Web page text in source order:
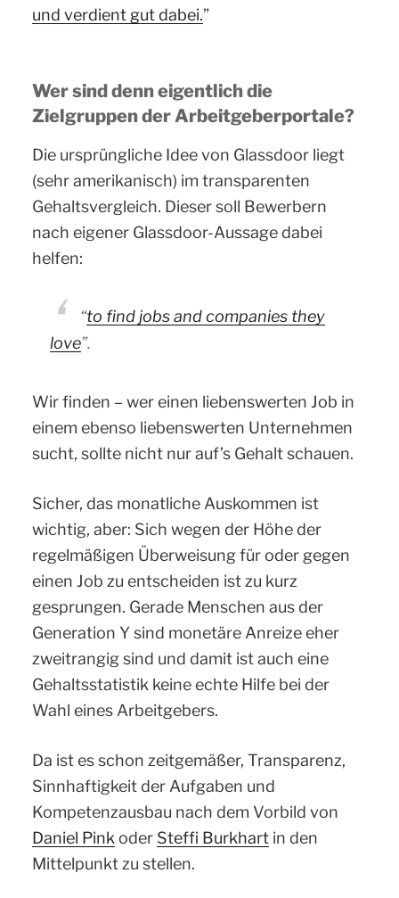
und verdient gut dabei.”
Wer sind denn eigentlich die
Zielgruppen der Arbeitgeberportale?
Die ursprüngliche Idee von Glassdoor liegt
(sehr amerikanisch) im transparenten
Gehaltsvergleich. Dieser soll Bewerbern
nach eigener Glassdoor-Aussage dabei
helfen:
“to find jobs and companies they
love”.
Wir finden – wer einen liebenswerten Job in
einem ebenso liebenswerten Unternehmen
sucht, sollte nicht nur auf’s Gehalt schauen.
Sicher, das monatliche Auskommen ist
wichtig, aber: Sich wegen der Höhe der
regelmäßigen Überweisung für oder gegen
einen Job zu entscheiden ist zu kurz
gesprungen. Gerade Menschen aus der
Generation Y sind monetäre Anreize eher
zweitrangig sind und damit ist auch eine
Gehaltsstatistik keine echte Hilfe bei der
Wahl eines Arbeitgebers.
Da ist es schon zeitgemäßer, Transparenz,
Sinnhaftigkeit der Aufgaben und
Kompetenzausbau nach dem Vorbild von
Daniel Pink oder Steffi Burkhart in den
Mittelpunkt zu stellen.